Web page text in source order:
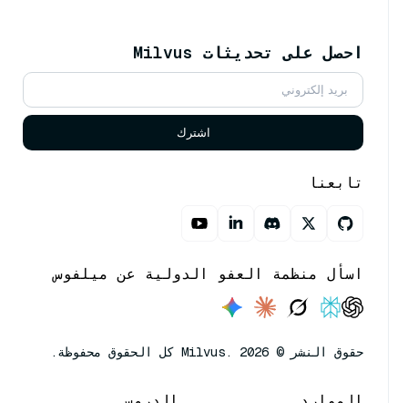
احصل على تحديثات Milvus
اشترك
تابعنا
اسأل منظمة العفو الدولية عن ميلفوس
حقوق النشر © Milvus. 2026 كل الحقوق محفوظة.